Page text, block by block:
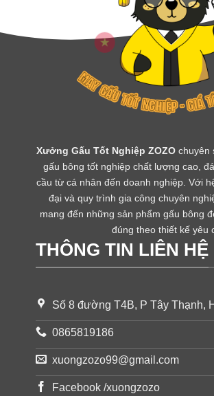
Xưởng Gấu Tốt Nghiệp ZOZOchuyên
gấu bông tốt nghiệp chất lượng cao,
cầu từ cá nhân đến doanh nghiệp. Với
đại và quy trình gia công chuyên
mang đến những sản phẩm gấu bông
đúng theo thiết kế yêu
THÔNG TIN LIÊN HỆ
Số 8 đường T4B, P Tây Thạnh,
0865819186
xuongzozo99@gmail.com
Facebook /xuongzozo